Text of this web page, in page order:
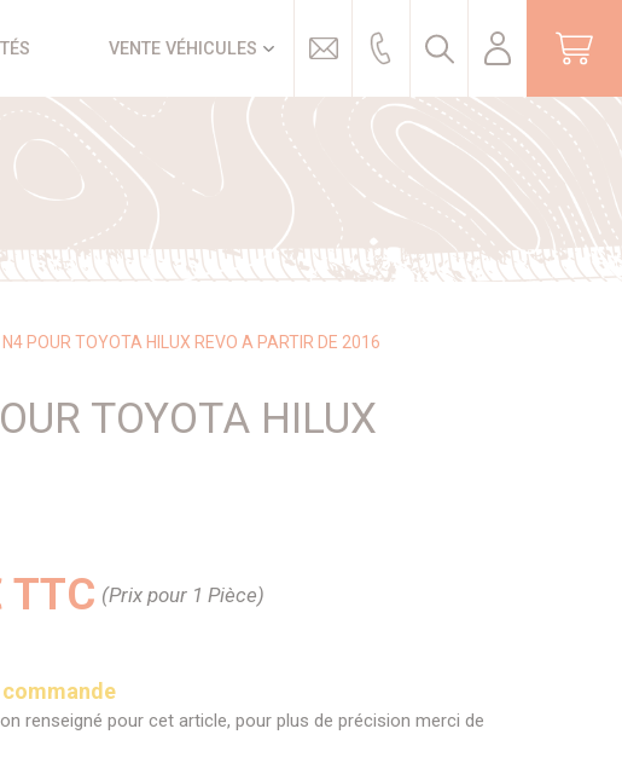
VENTE VÉHICULES
POUR TOYOTA HILUX REVO A PARTIR DE 2016
TOYOTA HILUX
(Prix pour 1 Pièce)
renseigné pour cet article, pour plus de précision merci de